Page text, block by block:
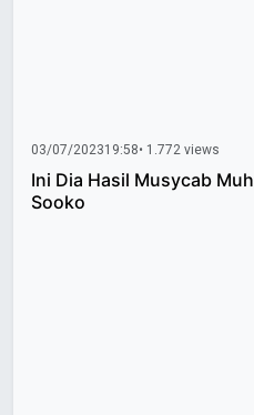
03/07/202319:58• 1.772 views
Ini Dia Hasil Musycab
Sooko